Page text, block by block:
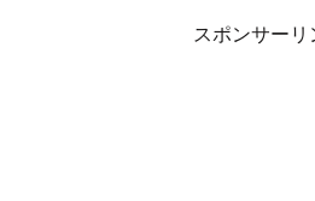
スポンサーリ